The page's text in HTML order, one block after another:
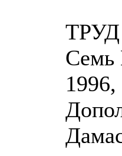
Семь
1996,